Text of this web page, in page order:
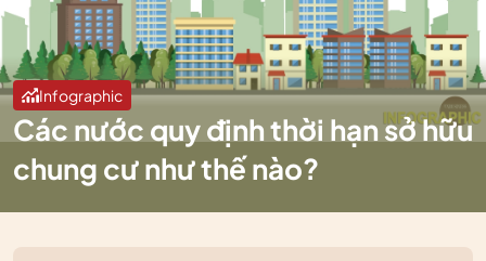
Infographic
Các nước quy định thời hạn sở hữu
chung cư như thế nào?